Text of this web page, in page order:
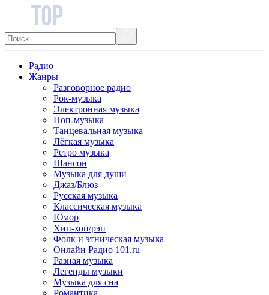
Радио
Жанры
Разговорное радио
Рок-музыка
Электронная музыка
Поп-музыка
Танцевальная музыка
Лёгкая музыка
Ретро музыка
Шансон
Музыка для души
Джаз/Блюз
Русская музыка
Классическая музыка
Юмор
Хип-хоп/рэп
Фолк и этническая музыка
Онлайн Радио 101.ru
Разная музыка
Легенды музыки
Музыка для сна
Романтика